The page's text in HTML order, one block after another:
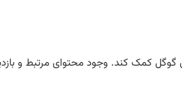
کمک کند. وجود محتوای مرتبط و